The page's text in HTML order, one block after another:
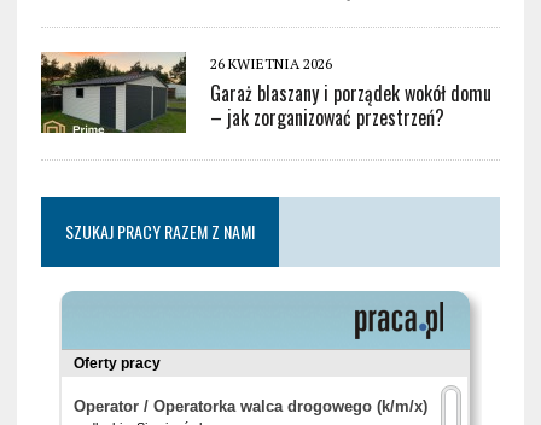
26 KWIETNIA 2026
Garaż blaszany i porządek wokół domu
– jak zorganizować przestrzeń?
SZUKAJ PRACY RAZEM Z NAMI